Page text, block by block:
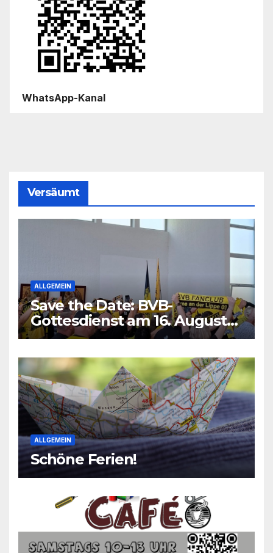
WhatsApp-Kanal
Versäumt
ALLGEMEIN
Save the Date: BVB-
Gottesdienst am 16. August
2026
ALLGEMEIN
Schöne Ferien!